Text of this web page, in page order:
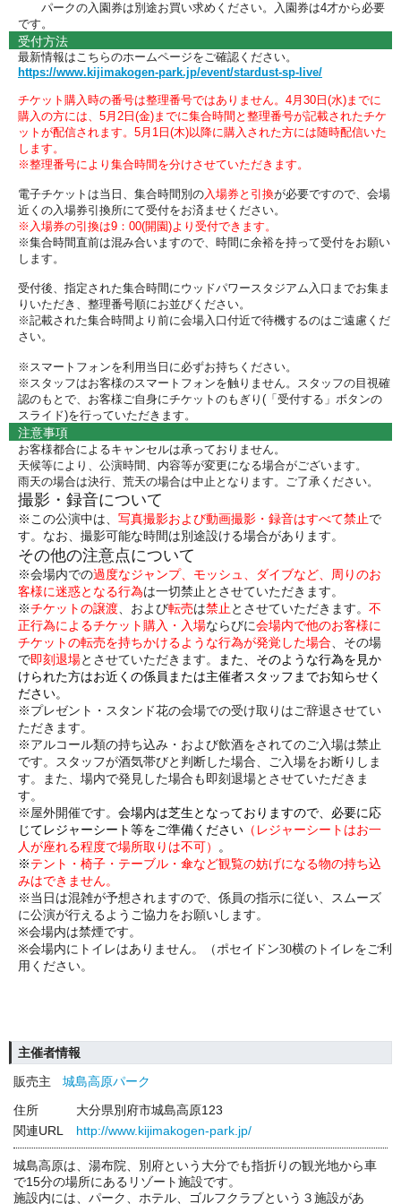
パークの入園券は別途お買い求めください。入園券は4才から必要
です。
受付方法
最新情報はこちらのホームページをご確認ください。
https://www.kijimakogen-park.jp/event/stardust-sp-live/
チケット購入時の番号は整理番号ではありません。4月30日(水)までに
購入の方には、5 月2日(金)までに集合時間と整理番号が記載されたチケ
ットが配信されます。5月1日(木)以降に購入された方には随時配信いた
します。
※整理番号により集合時間を分けさせていただきます。
電子チケットは当日、集合時間別の 入場券と引換が必要ですので、会場
近くの入場券引換所にて受付をお済ませください。
※入場券の引換は9：00(開園)より受付できます。
※集合時間直前は混み合いますので、時間に余裕を持って受付をお願い
します。
受付後、指定された集合時間にウッドパワースタジアム入口までお集ま
りいただき、整理番号順にお並びください。
※記載された集合時間より前に会場入口付近で待機するのはご遠慮くだ
さい。
※スマートフォンを利用当日に必ずお持ちください。
※スタッフはお客様のスマートフォンを触りません。スタッフの目視確
認のもとで、お客様ご自身にチケットのもぎり(「受付する」ボタンの
スライド)を行っていただきます。
注意事項
お客様都合によるキャンセルは承っておりません。
天候等により、公演時間、内容等が変更になる場合がございます。
雨天の場合は決行、荒天の場合は中止となります。ご了承ください。
撮影・録音について
※この公演中は、 写真撮影および動画撮影・録音はすべて禁止 で
す。なお、撮影可能な時間は別途設ける場合があります。
その他の注意点について
※会場内での過度なジャンプ、モッシュ、ダイブなど、
周りのお
客様に迷惑となる行為は一切禁止 とさせていただきます。
※チケットの譲渡 、および転売は禁止 とさせていただきます。 不
正行為によるチケット購入・入場ならびに会場内で他のお客様に
チケットの転売を持ちかけるような行為が発覚した場合 、その場
で即刻退場とさせていただきます。 また、そのような行為を見か
けられた方はお近くの係員 または主催者スタッフまでお知らせく
ださい。
※プレゼント・スタンド花の会場での受け取りはご辞退させてい
ただきます。
※アルコール類の持ち込み・および飲酒をされてのご入場は禁止
です。スタッフが酒気帯びと判断した場合、ご入場をお断りしま
す。また、場内で発見した場合も即刻退場とさせていただきま
す。
※屋外開催です。 会場内は芝生となっておりますので、必要に応
じてレジャーシート等をご準備ください （レジャーシートはお一
人が座れる程度で場所取りは不可）
。
※ テント・椅子・テーブル・傘など観覧の妨げになる物の持ち込
みはできません。
※当日は混雑が予想されますので、係員の指示に従い、スムーズ
に公演が行えるようご協力をお願いします。
※会場内は禁煙です。
※会場内にトイレはありません。（ポセイドン30横のトイレをご利
用ください。
主催者情報
販売主
城島高原パーク
住所
大分県別府市城島高原123
関連URL
http://www.kijimakogen-park.jp/
城島高原は、湯布院、別府という大分でも指折りの観光地から車
で15分の場所にあるリゾート施設です。
施設内には、パーク、ホテル、ゴルフクラブという３施設があ